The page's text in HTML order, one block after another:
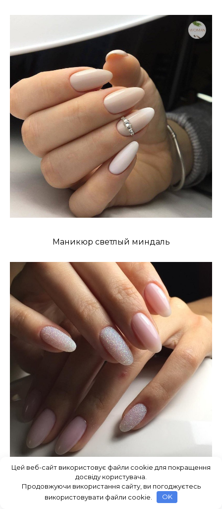
Маникюр светлый миндаль
Маникюр градиент нюдовый миндаль
Цей веб-сайт використовує файли cookie для покращення
досвіду користувача.
Продовжуючи використання сайту, ви погоджуєтесь
використовувати файли cookie.
OK